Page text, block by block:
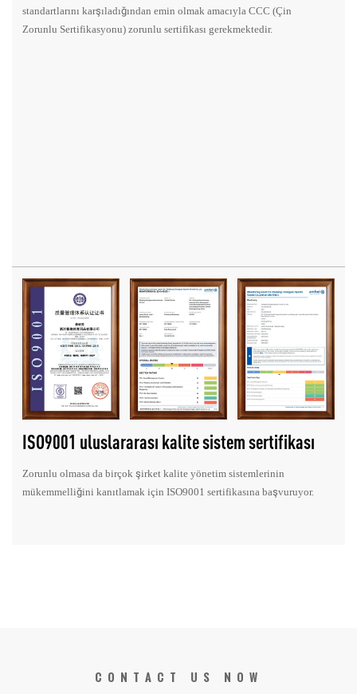
standartlarını karşıladığından emin olmak amacıyla CCC (Çin
Zorunlu Sertifikasyonu) zorunlu sertifikası gerekmektedir.
ISO9001 uluslararası kalite sistem sertifikası
Zorunlu olmasa da birçok şirket kalite yönetim sistemlerinin
mükemmelliğini kanıtlamak için ISO9001 sertifikasına başvuruyor.
CONTACT US NOW